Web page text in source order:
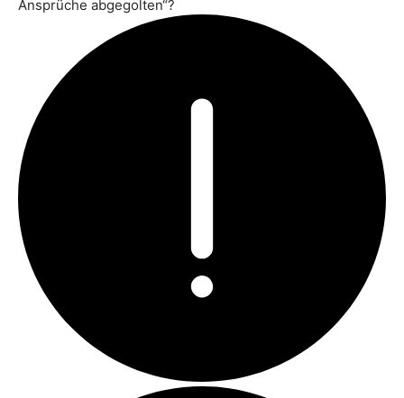
Ansprüche abgegolten“?